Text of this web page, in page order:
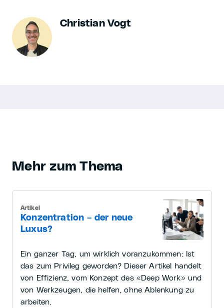
Christian Vogt
Mehr zum Thema
Konzentration – der neue
Luxus?
Artikel
Ein ganzer Tag, um wirklich voranzukommen: Ist
das zum Privileg geworden? Dieser Artikel handelt
von Effizienz, vom Konzept des «Deep Work» und
von Werkzeugen, die helfen, ohne Ablenkung zu
arbeiten.